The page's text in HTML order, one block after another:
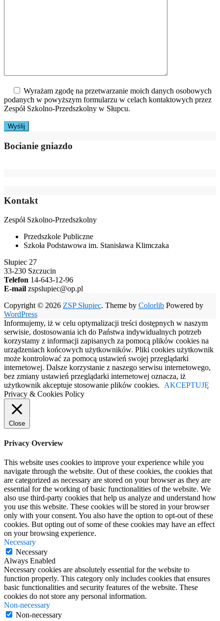
Wyrażam zgodę na przetwarzanie moich danych osobowych
podanych w powyższym formularzu w celach kontaktowych przez
Zespół Szkolno-Przedszkolny w Słupcu.
Bocianie gniazdo
Kontakt
Zespół Szkolno-Przedszkolny
Przedszkole Publiczne
Szkoła Podstawowa im. Stanisława Klimczaka
Słupiec 27
33-230 Szczucin
Telefon 14-643-12-96
E-mail zspslupiec@op.pl
Copyright © 2026 ZSP Słupiec. Theme by Colorlib Powered by
WordPress
Informujemy, iż w celu optymalizacji treści dostępnych w naszym
serwisie, dostosowania ich do Państwa indywidualnych potrzeb
korzystamy z informacji zapisanych za pomocą plików cookies na
urządzeniach końcowych użytkowników. Pliki cookies użytkownik
może kontrolować za pomocą ustawień swojej przeglądarki
internetowej. Dalsze korzystanie z naszego serwisu internetowego,
bez zmiany ustawień przeglądarki internetowej oznacza, iż
użytkownik akceptuje stosowanie plików cookies.
AKCEPTUJĘ
Privacy & Cookies Policy
Close
Privacy Overview
This website uses cookies to improve your experience while you
navigate through the website. Out of these cookies, the cookies that
are categorized as necessary are stored on your browser as they are
essential for the working of basic functionalities of the website. We
also use third-party cookies that help us analyze and understand how
you use this website. These cookies will be stored in your browser
only with your consent. You also have the option to opt-out of these
cookies. But opting out of some of these cookies may have an effect
on your browsing experience.
Necessary
Necessary
Always Enabled
Necessary cookies are absolutely essential for the website to
function properly. This category only includes cookies that ensures
basic functionalities and security features of the website. These
cookies do not store any personal information.
Non-necessary
Non-necessary